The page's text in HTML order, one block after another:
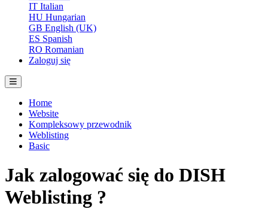
IT Italian
HU Hungarian
GB English (UK)
ES Spanish
RO Romanian
Zaloguj się
Home
Website
Kompleksowy przewodnik
Weblisting
Basic
Jak zalogować się do DISH
Weblisting ?